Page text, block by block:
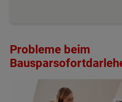
Probleme beim